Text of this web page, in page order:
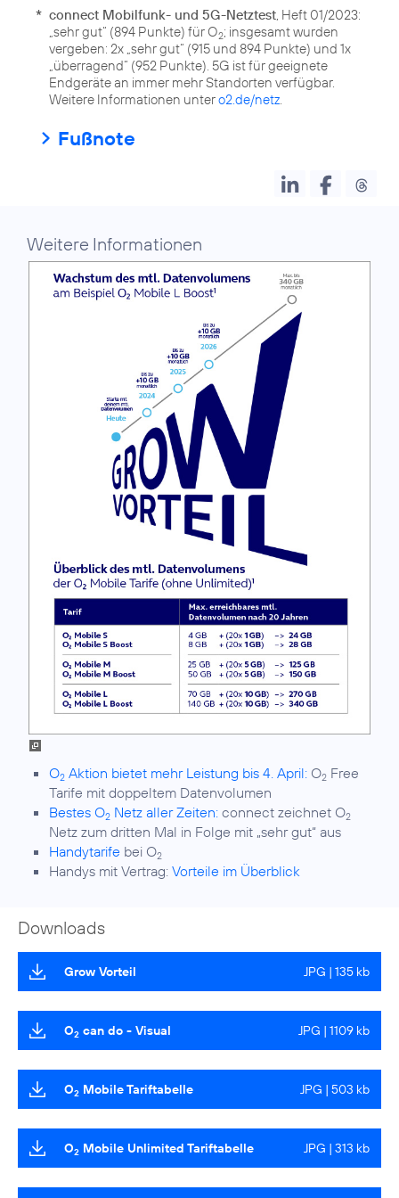
* connect Mobilfunk- und 5G-Netztest , Heft 01/2023:
„sehr gut“ (894 Punkte) für O2; insgesamt wurden
vergeben: 2x „sehr gut“ (915 und 894 Punkte) und 1x
„überragend“ (952 Punkte). 5G ist für geeignete
Endgeräte an immer mehr Standorten verfügbar.
Weitere Informationen untero2.de/netz
Fußnote
Weitere Informationen
O2 Aktion bietet mehr Leistung bis 4. April: O2 Free
Tarife mit doppeltem Datenvolumen
Bestes O2 Netz aller Zeiten: connect zeichnet O2
Netz zum dritten Mal in Folge mit „sehr gut“ aus
Handytarife bei O2
Handys mit Vertrag: Vorteile im Überblick
Downloads
Grow Vorteil JPG | 135 kb
O2 can do - Visual JPG | 1109 kb
O2 Mobile Tariftabelle JPG | 503 kb
O2 Mobile Unlimited Tariftabelle JPG | 313 kb